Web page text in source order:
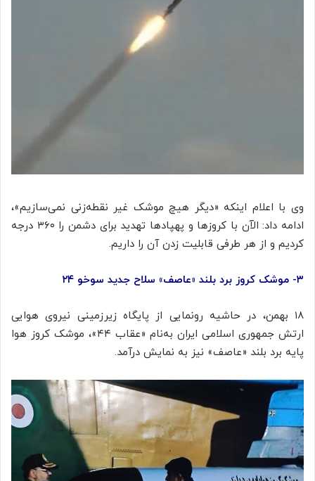
وی با اعلام اینکه «دیگر هیچ موشک غیر نقطه‌زنی نمی‌سازیم»،
ادامه داد: الآن با کروزها و پهپادها
تهدید برای دشمن را ۳۶۰ درجه
کردیم و از هر طرفی قابلیت زدن آن را داریم.
۳- موشک کروز برد بلند «عاصف» سلاح جدید سوخو ۲۴
۱۸ بهمن، در حاشیه رونمایی از پایگاه زیرزمینی نیروی هوایی
ارتش جمهوری اسلامی ایران به‌نام «عقاب ۴۴»، موشک کروز هوا
پایه برد بلند «عاصف» نیز به نمایش درآمد.